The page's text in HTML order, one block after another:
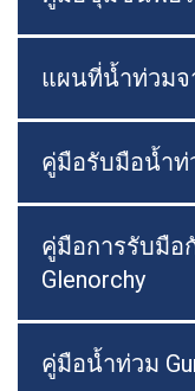
แผนที่น้ำท่วมจ
คู่มือรับมือน้ำท่
คู่มือการรับมือ
Glenorchy
คู่มือน้ำท่วม